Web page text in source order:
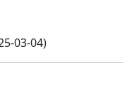
03-04)